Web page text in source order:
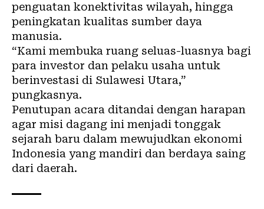
penguatan konektivitas wilayah, hingga
peningkatan kualitas sumber daya
manusia.
“Kami membuka ruang seluas-luasnya bagi
para investor dan pelaku usaha untuk
berinvestasi di Sulawesi Utara,”
pungkasnya.
Penutupan acara ditandai dengan harapan
agar misi dagang ini menjadi tonggak
sejarah baru dalam mewujudkan ekonomi
Indonesia yang mandiri dan berdaya saing
dari daerah.